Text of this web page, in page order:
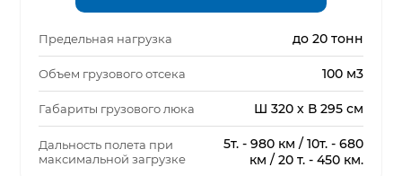
Предельная нагрузка до 20 тонн
Объем грузового отсека 100 м3
Габариты грузового люка Ш 320 х В 295 см
Дальность полета при
максимальной загрузке
5т. - 980 км / 10т. - 680
км / 20 т. - 450 км.